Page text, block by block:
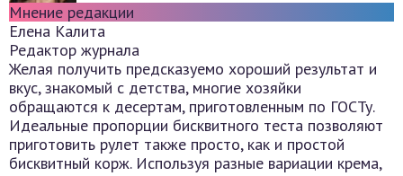
Мнение редакции
Елена Калита
Редактор журнала
Желая получить предсказуемо хороший результат и
вкус, знакомый с детства, многие хозяйки
обращаются к десертам, приготовленным по ГОСТу.
Идеальные пропорции бисквитного теста позволяют
приготовить рулет также просто, как и простой
бисквитный корж. Используя разные вариации крема,